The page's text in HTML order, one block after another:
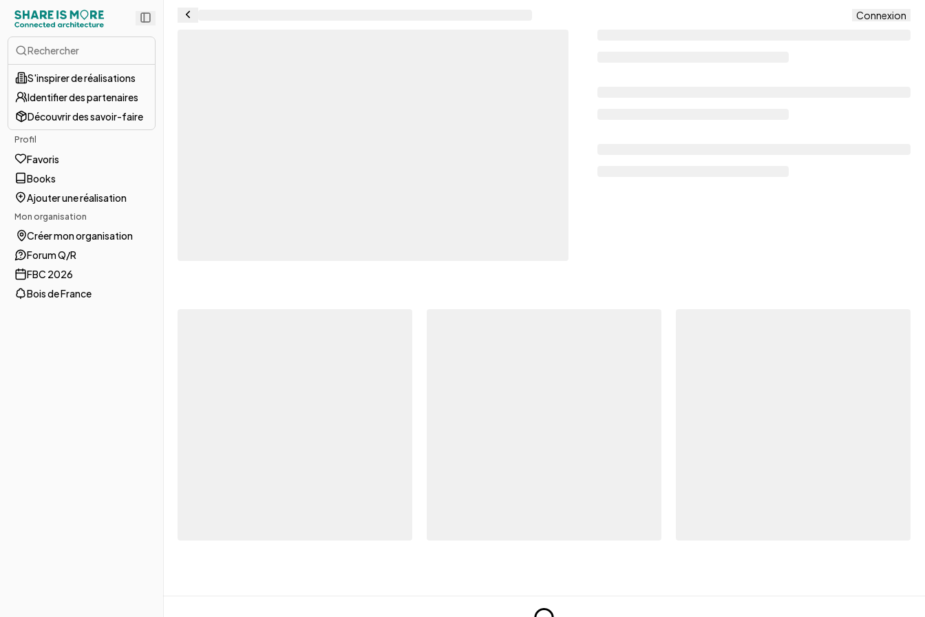
Rechercher
S'inspirer de réalisations
Identifier des partenaires
Découvrir des savoir-faire
Profil
Favoris
Books
Ajouter une réalisation
Mon organisation
Créer mon organisation
Forum Q/R
FBC 2026
Bois de France
Connexion